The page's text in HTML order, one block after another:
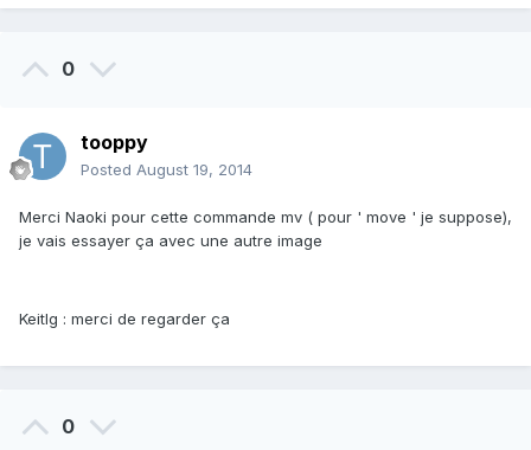
0
tooppy
Posted August 19, 2014
Merci Naoki pour cette commande mv ( pour ' move ' je suppose),
je vais essayer ça avec une autre image
Keitlg : merci de regarder ça
0